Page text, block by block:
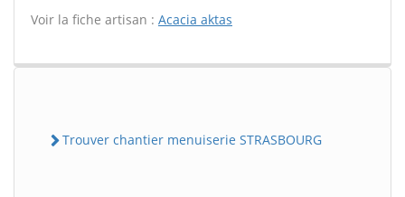
Voir la fiche artisan : Acacia aktas
Trouver chantier menuiserie STRASBOURG